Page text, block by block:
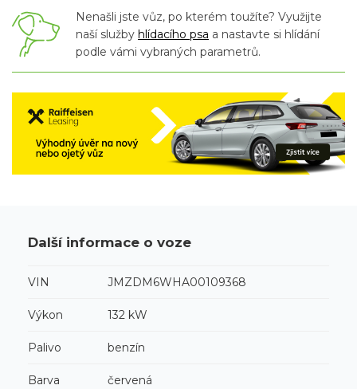
Nenašli jste vůz, po kterém toužíte? Využijte
naší služby hlídacího psa a nastavte si hlídání
podle vámi vybraných parametrů.
Další informace o voze
VIN JMZDM6WHA00109368
Výkon 132 kW
Palivo benzín
Barva červená